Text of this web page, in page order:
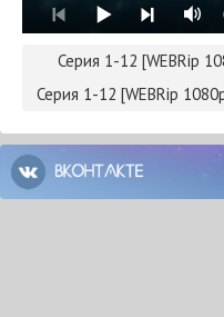
Серия 1-12 [WEBRip
Серия 1-12 [WEBRip